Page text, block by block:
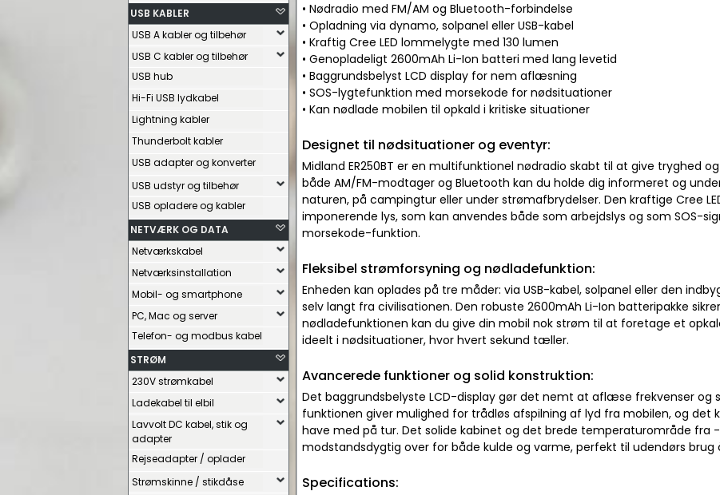
USB KABLER
USB A kabler og tilbehør
USB C kabler og tilbehør
USB hub
Hi-Fi USB lydkabel
Lightning kabler
Thunderbolt kabler
USB adapter og konverter
USB udstyr og tilbehør
USB opladere og kabler
NETVÆRK OG DATA
Netværkskabel
Netværksinstallation
Mobil- og smartphone
PC, Mac og server
Telefon- og modbus kabel
STRØM
230V strømkabel
Ladekabel til elbil
Lavvolt DC kabel, stik og
adapter
Rejseadapter / oplader
Strømskinne / stikdåse
• Nødradio med FM/AM og Bluetooth-forbindelse
• Opladning via dynamo, solpanel eller USB-kabel
• Kraftig Cree LED lommelygte med 130 lumen
• Genopladeligt 2600mAh Li-Ion batteri med lang levetid
• Baggrundsbelyst LCD display for nem aflæsning
• SOS-lygtefunktion med morsekode for nødsituationer
• Kan nødlade mobilen til opkald i kritiske situationer
Designet til nødsituationer og eventyr:
Midland ER250BT er en multifunktionel nødradio skabt til at give tryghed
både AM/FM-modtager og Bluetooth kan du holde dig informeret og
naturen, på campingtur eller under strømafbrydelser. Den kraftige Cree
imponerende lys, som kan anvendes både som arbejdslys og som SOS-
morsekode-funktion.
Fleksibel strømforsyning og nødladefunktion:
Enheden kan oplades på tre måder: via USB-kabel, solpanel eller den
selv langt fra civilisationen. Den robuste 2600mAh Li-Ion batteripakke
nødladefunktionen kan du give din mobil nok strøm til at foretage et
ideelt i nødsituationer, hvor hvert sekund tæller.
Avancerede funktioner og solid konstruktion:
Det baggrundsbelyste LCD-display gør det nemt at aflæse frekvenser og
funktionen giver mulighed for trådløs afspilning af lyd fra mobilen, og det
have med på tur. Det solide kabinet og det brede temperaturområde fra -
modstandsdygtig over for både kulde og varme, perfekt til udendørs brug
Specifications: